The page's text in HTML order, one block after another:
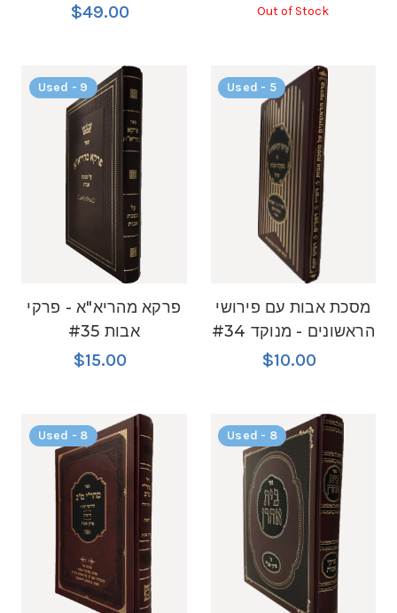
$49.00 Out of Stock
Used - 9
פרקא מהריא"א - פרקי
אבות #35
$15.00
Used - 5
מסכת אבות עם פירושי
הראשונים - מנוקד #34
$10.00
Used - 8 Used - 8